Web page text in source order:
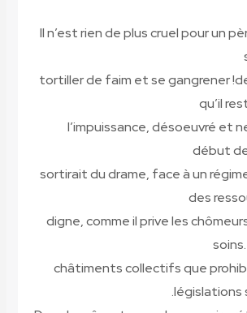
Il n’est rien de plus cruel pour un
tortiller de faim et se gangrener
qu’il
l’impuissance, désoeuvré et
début
sortirait du drame, face à un
des
digne, comme il prive les
châtiments collectifs que
législations